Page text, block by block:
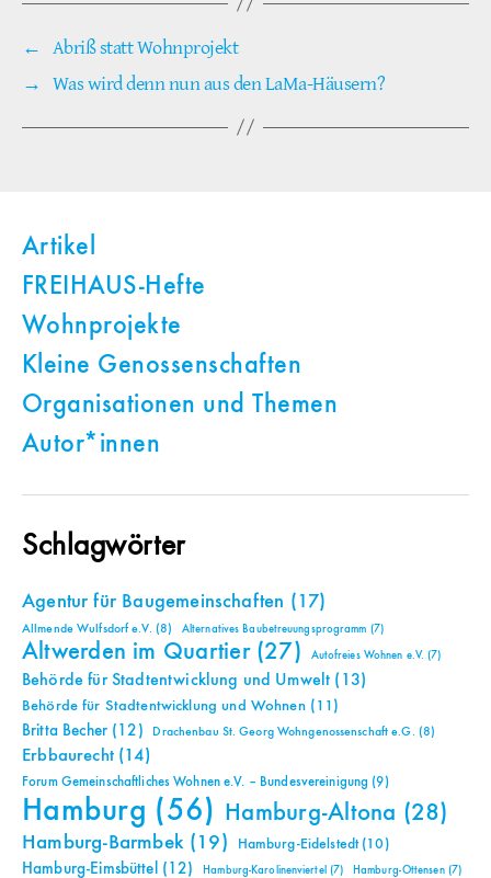
← Abriß statt Wohnprojekt
→ Was wird denn nun aus den LaMa-Häusern?
Artikel
FREIHAUS-Hefte
Wohnprojekte
Kleine Genossenschaften
Organisationen und Themen
Autor*innen
Schlagwörter
Agentur für Baugemeinschaften (17)
Allmende Wulfsdorf e.V. (8) Alternatives Baubetreuungsprogramm (7)
Altwerden im Quartier(27) Autofreies Wohnen e.V. (7)
Behörde für Stadtentwicklung und Umwelt (13)
Behörde für Stadtentwicklung und Wohnen(11)
Britta Becher(12) Drachenbau St. Georg Wohngenossenschaft e.G. (8)
Erbbaurecht(14)
Forum Gemeinschaftliches Wohnen e.V. – Bundesvereinigung (9)
Hamburg (56) Hamburg-Altona (28)
Hamburg-Barmbek(19) Hamburg-Eidelstedt(10)
Hamburg-Eimsbüttel (12) Hamburg-Karolinenviertel (7) Hamburg-Ottensen(7)